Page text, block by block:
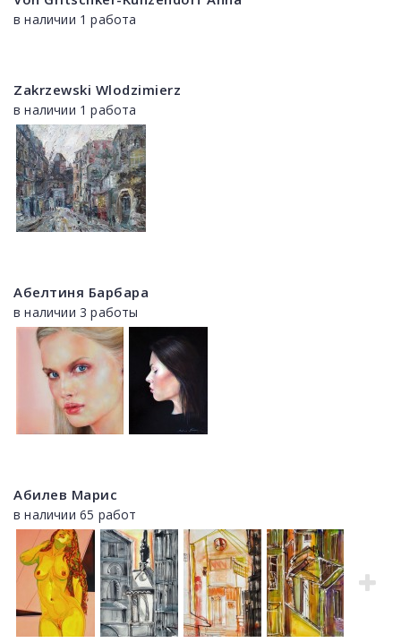
в наличии 1 работа
Zakrzewski Wlodzimierz
в наличии 1 работа
Абелтиня Барбара
в наличии 3 работы
Абилев Марис
в наличии 65 работ